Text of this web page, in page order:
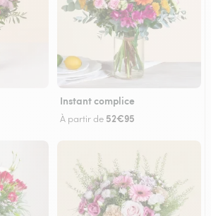
Instant complice
À partir de 52€95